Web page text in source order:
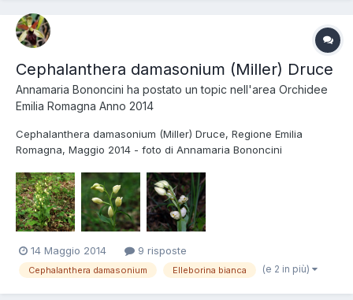
Cephalanthera damasonium (Miller) Druce
Annamaria Bononcini ha postato un topic nell'area Orchidee
Emilia Romagna Anno 2014
Cephalanthera damasonium (Miller) Druce, Regione Emilia
Romagna, Maggio 2014 - foto di Annamaria Bononcini
14 Maggio 2014 9 risposte
Cephalanthera damasonium Elleborina bianca (e 2 in più)